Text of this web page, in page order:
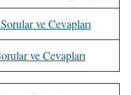
ve Cevapları
ve Cevapları